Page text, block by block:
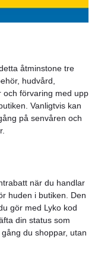
åtminstone tre
hudvård,
och förvaring med upp
Vanligtvis kan
på senvåren och
när du handlar
huden i butiken. Den
gör med Lyko kod
din status som
du shoppar, utan